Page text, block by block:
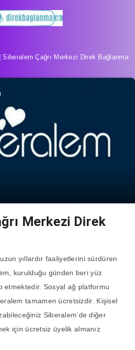
Siberalem Çağrı Merkezi Direk Bağlanma
Merkezi Direk
yıllardır faaliyetlerini sürdüren
kurulduğu günden beri yüz
etmektedir. Sosyal ağ platformu
tamamen ücretsizdir. Kişisel
Siberalem’de diğer
için ücretsiz üyelik almanız